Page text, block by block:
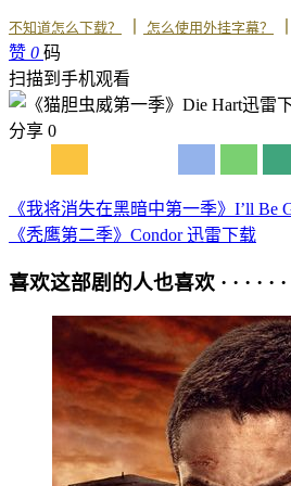
不知道怎么下载？ 怎么使用外挂字幕？
赞 0 码
扫描到手机观看
分享 0
《我将消失在黑暗中第一季》I’ll Be
《秃鹰第二季》Condor 迅雷下载
喜欢这部剧的人也喜欢 · · · · · ·